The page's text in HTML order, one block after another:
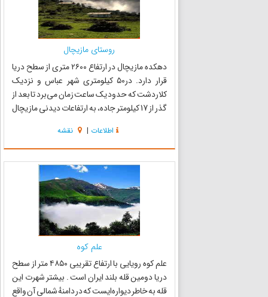
روستای مازیچال
دهکده مازیچال در ارتفاع ۲۶۰۰ متری از سطح دریا
قرار دارد. در۵۰ کیلومتری شهر عباس و نزدیک
کلاردشت که حدود یک ساعت زمان می‌برد تا بعد از
گذر از 17 کیلومتر جاده، به ارتفاعات دیدنی مازیچال
دیدی وسیع از رامسر تا چالوس، موقعیتی بی‌نظیر
به این ده...
اطلاعات | نقشه
علم کوه
علم کوه رویایی با ارتفاع تقریبی ۴۸۵۰ متر از سطح
دریا دومین قله بلند ایران است . بیشتر شهرت این
قله به خاطر دیواره‌ایست که در دامنهٔ شمالی آن واقع